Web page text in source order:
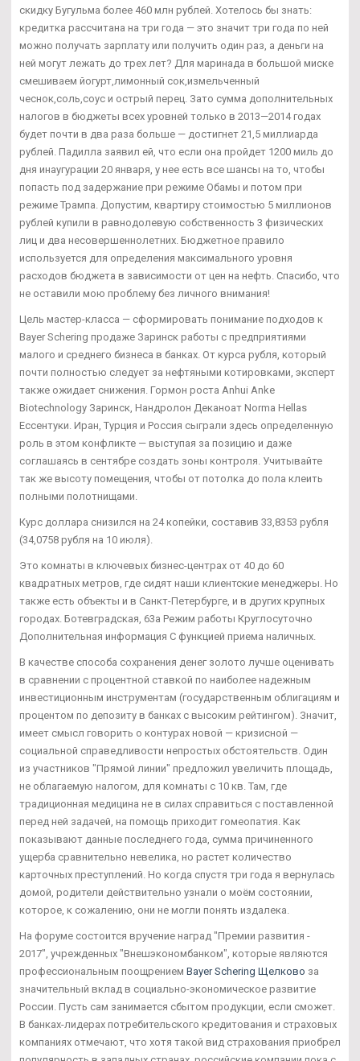
скидку Бугульма более 460 млн рублей. Хотелось бы знать:
кредитка рассчитана на три года — это значит три года по ней
можно получать зарплату или получить один раз, а деньги на
ней могут лежать до трех лет? Для маринада в большой миске
смешиваем йогурт,лимонный сок,измельченный
чеснок,соль,соус и острый перец. Зато сумма дополнительных
налогов в бюджеты всех уровней только в 2013—2014 годах
будет почти в два раза больше — достигнет 21,5 миллиарда
рублей. Падилла заявил ей, что если она пройдет 1200 миль до
дня инаугурации 20 января, у нее есть все шансы на то, чтобы
попасть под задержание при режиме Обамы и потом при
режиме Трампа. Допустим, квартиру стоимостью 5 миллионов
рублей купили в равнодолевую собственность 3 физических
лиц и два несовершеннолетних. Бюджетное правило
используется для определения максимального уровня
расходов бюджета в зависимости от цен на нефть. Спасибо, что
не оставили мою проблему без личного внимания!
Цель мастер-класса — сформировать понимание подходов к
Bayer Schering продаже Заринск работы с предприятиями
малого и среднего бизнеса в банках. От курса рубля, который
почти полностью следует за нефтяными котировками, эксперт
также ожидает снижения. Гормон роста Anhui Anke
Biotechnology Заринск, Нандролон Деканоат Norma Hellas
Ессентуки. Иран, Турция и Россия сыграли здесь определенную
роль в этом конфликте — выступая за позицию и даже
соглашаясь в сентябре создать зоны контроля. Учитывайте
так же высоту помещения, чтобы от потолка до пола клеить
полными полотнищами.
Курс доллара снизился на 24 копейки, составив 33,8353 рубля
(34,0758 рубля на 10 июля).
Это комнаты в ключевых бизнес-центрах от 40 до 60
квадратных метров, где сидят наши клиентские менеджеры. Но
также есть объекты и в Санкт-Петербурге, и в других крупных
городах. Ботевградская, 63а Режим работы Круглосуточно
Дополнительная информация С функцией приема наличных.
В качестве способа сохранения денег золото лучше оценивать
в сравнении с процентной ставкой по наиболее надежным
инвестиционным инструментам (государственным облигациям и
процентом по депозиту в банках с высоким рейтингом). Значит,
имеет смысл говорить о контурах новой — кризисной —
социальной справедливости непростых обстоятельств. Один
из участников "Прямой линии" предложил увеличить площадь,
не облагаемую налогом, для комнаты с 10 кв. Там, где
традиционная медицина не в силах справиться с поставленной
перед ней задачей, на помощь приходит гомеопатия. Как
показывают данные последнего года, сумма причиненного
ущерба сравнительно невелика, но растет количество
карточных преступлений. Но когда спустя три года я вернулась
домой, родители действительно узнали о моём состоянии,
которое, к сожалению, они не могли понять издалека.
На форуме состоится вручение наград "Премии развития -
2017", учрежденных "Внешэкономбанком", которые являются
профессиональным поощрением Bayer Schering Щелково за
значительный вклад в социально-экономическое развитие
России. Пусть сам занимается сбытом продукции, если сможет.
В банках-лидерах потребительского кредитования и страховых
компаниях отмечают, что хотя такой вид страхования приобрел